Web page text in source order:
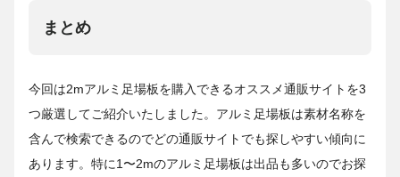
まとめ
今回は2mアルミ足場板を購入できるオススメ通販サイトを3
つ厳選してご紹介いたしました。アルミ足場板は素材名称を
含んで検索できるのでどの通販サイトでも探しやすい傾向に
あります。特に1〜2mのアルミ足場板は出品も多いのでお探